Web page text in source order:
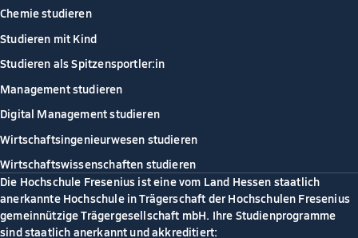
Chemie studieren
Studieren mit Kind
Studieren als Spitzensportler:in
Management studieren
Digital Management studieren
Wirtschaftsingenieurwesen studieren
Wirtschaftswissenschaften studieren
Die Hochschule Fresenius ist eine vom Land Hessen staatlich
anerkannte Hochschule in Trägerschaft der Hochschulen Fresenius
gemeinnützige Trägergesellschaft mbH. Ihre Studienprogramme
sind staatlich anerkannt und akkreditiert: